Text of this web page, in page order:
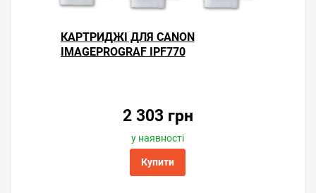
КАРТРИДЖІ ДЛЯ CANON
IMAGEPROGRAF IPF770
2 303 грн
у наявності
Купити